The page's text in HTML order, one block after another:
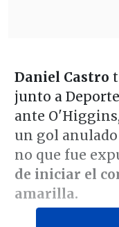
Daniel Castro
junto a
ante
un gol
no que fue
de iniciar el
amarilla.